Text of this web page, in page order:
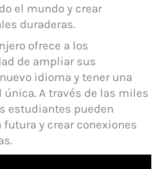
el mundo y crear
duraderas.
ofrece a los
de ampliar sus
idioma y tener una
A través de las miles
estudiantes pueden
y crear conexiones